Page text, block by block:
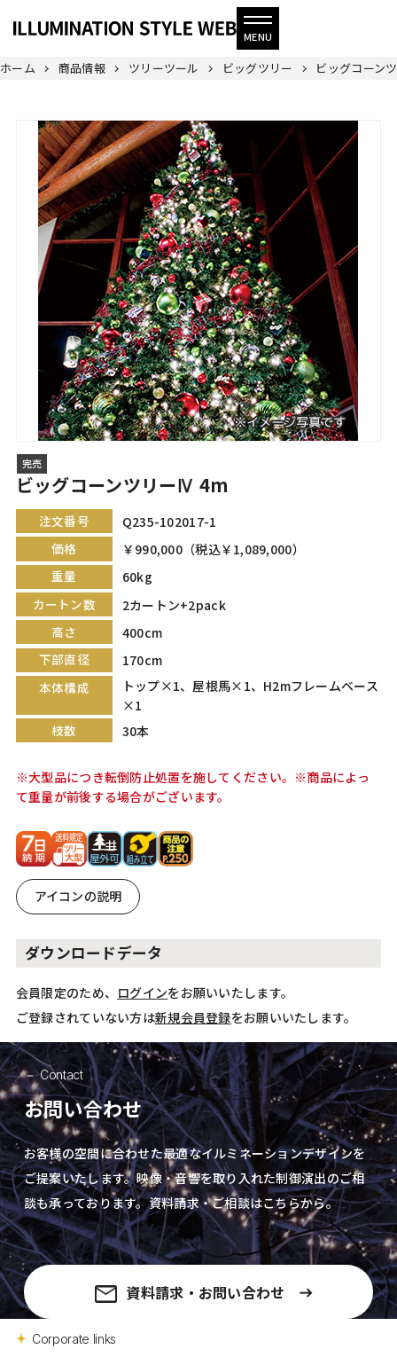
ホーム 商品情報 ツリーツール ビッグツリー ビッグコーン
完売
ビッグコーンツリーⅣ 4m
注文番号
Q235-102017-1
価格
￥990,000（税込￥1,089,000）
重量
60kg
カートン数
2カートン+2pack
高さ
400cm
下部直径
170cm
本体構成
トップ×1、屋根馬×1、H2mフレームベース
×1
枝数
30本
※大型品につき転倒防止処置を施してください。※商品によっ
て重量が前後する場合がございます。
アイコンの説明
ダウンロードデータ
会員限定のため、 ログインをお願いいたします。
ご登録されていない方は新規会員登録をお願いいたします。
Contact
お問い合わせ
お客様の空間に合わせた最適なイルミネーションデザインを
ご提案いたします。映像・音響を取り入れた制御演出のご相
談も承っております。資料請求・ご相談はこちらから。
資料請求・お問い合わせ
Corporate links